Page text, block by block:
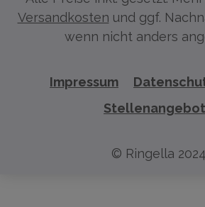
Versandkosten und ggf.
wenn nicht anders
Impressum
© Ringella 2024